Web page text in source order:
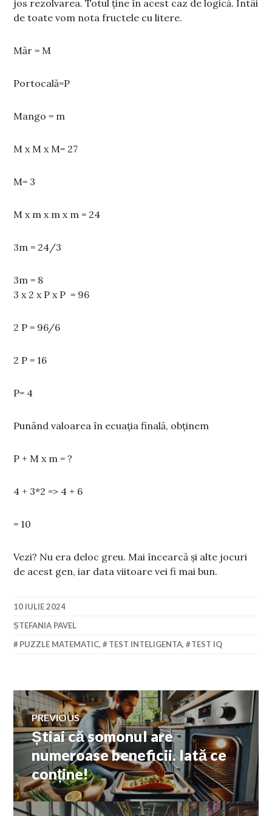
jos rezolvarea. Totul ține în acest caz de logică. Întâi
de toate vom nota fructele cu litere.
Măr = M
Portocală=P
Mango = m
M x M x M= 27
M= 3
M x m x m x m = 24
3m = 24/3
3m = 8
3 x 2 x P x P = 96
2 P = 96/6
2 P = 16
P= 4
Punând valoarea în ecuația finală, obținem
P + M x m = ?
4 + 3*2 => 4 + 6
= 10
Vezi? Nu era deloc greu. Mai încearcă și alte jocuri
de acest gen, iar data viitoare vei fi mai bun.
10 IULIE 2024
ȘTEFANIA PAVEL
PUZZLE MATEMATIC, TEST INTELIGENTA, TEST IQ
Navigare
în
articole
PREVIOUS
Previous
post:
Știai că somonul are
numeroase beneficii. Iată ce
conține!